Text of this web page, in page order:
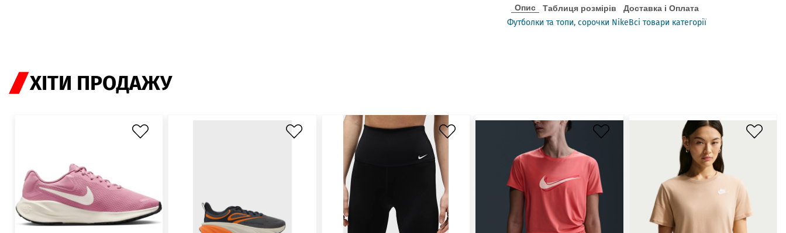
Опис Таблиця розмірів Доставка і Оплата
Футболки та топи, сорочки NikeВсі товари категорії
ХІТИ ПРОДАЖУ